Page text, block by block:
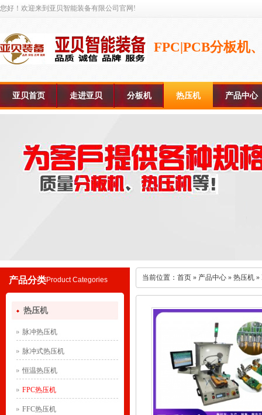
您好！欢迎来到亚贝智能装备有限公司官网!
FPC|PCB分板机
亚贝首页 走进亚贝 分板机 热压机 产品中心
产品分类Product Categories
热压机
脉冲热压机
脉冲式热压机
恒温热压机
FPC热压机
FFC热压机
当前位置： 首页 » 产品中心 » 热压机 »